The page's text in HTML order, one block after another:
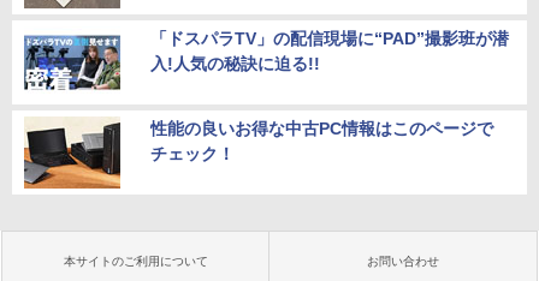
「ドスパラTV」の配信現場に“PAD”撮影班が潜
入!人気の秘訣に迫る!!
性能の良いお得な中古PC情報はこのページで
チェック！
本サイトのご利用について お問い合わせ